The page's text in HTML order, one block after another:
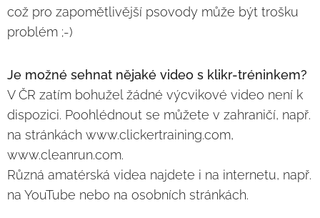
což pro zapomětlivější psovody může být trošku
problém ;-)
Je možné sehnat nějaké video s klikr-tréninkem?
V ČR zatím bohužel žádné výcvikové video není k
dispozici. Poohlédnout se můžete v zahraničí, např.
na stránkách www.clickertraining.com,
www.cleanrun.com.
Různá amatérská videa najdete i na internetu, např.
na YouTube nebo na osobních stránkách.